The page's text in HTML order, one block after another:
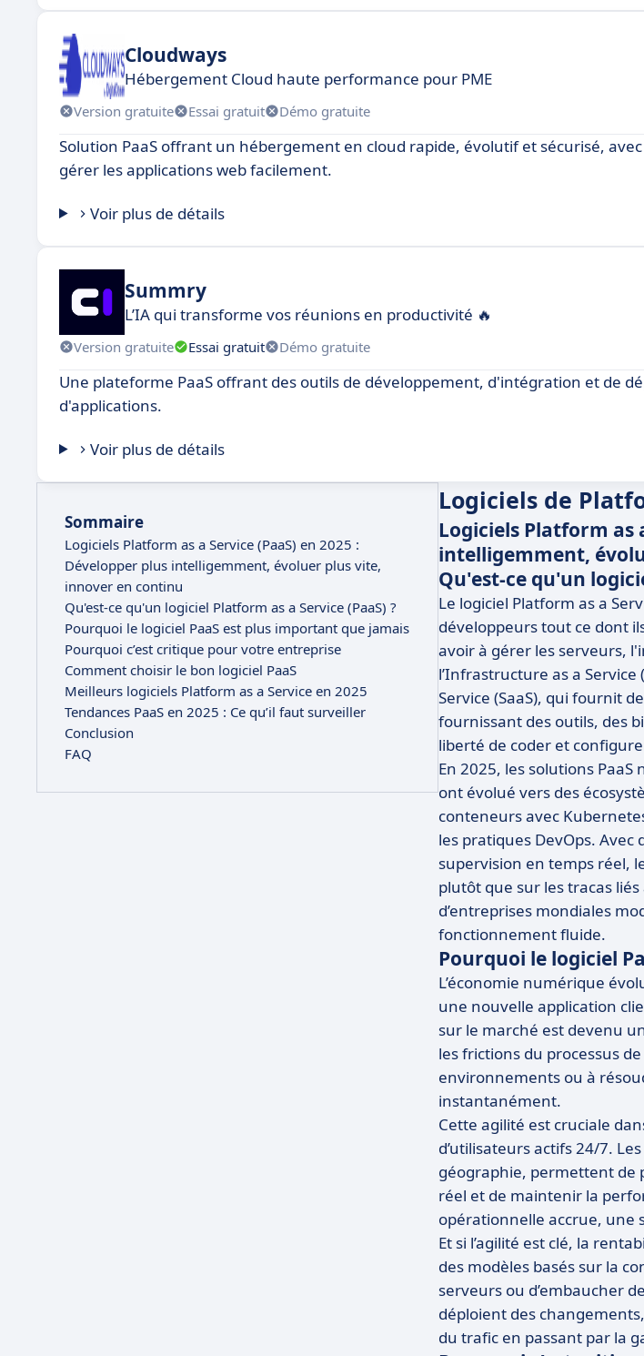
Cloudways
Hébergement Cloud haute performance pour PME
Version gratuite Essai gratuit Démo gratuite
Solution PaaS offrant un hébergement en cloud rapide, évolutif et sécurisé,
gérer les applications web facilement.
Voir plus de détails
Summry
L’IA qui transforme vos réunions en productivité 🔥
Version gratuite Essai gratuit Démo gratuite
Une plateforme PaaS offrant des outils de développement, d'intégration et de
d'applications.
Voir plus de détails
Sommaire
Logiciels Platform as a Service (PaaS) en 2025 :
Développer plus intelligemment, évoluer plus vite,
innover en continu
Qu'est-ce qu'un logiciel Platform as a Service (PaaS) ?
Pourquoi le logiciel PaaS est plus important que jamais
Pourquoi c’est critique pour votre entreprise
Comment choisir le bon logiciel PaaS
Meilleurs logiciels Platform as a Service en 2025
Tendances PaaS en 2025 : Ce qu’il faut surveiller
Conclusion
FAQ
Logiciels de
Logiciels Platform as
intelligemment,
Qu'est-ce qu'un
Le logiciel Platform as a
développeurs tout ce dont
avoir à gérer les serveurs,
l’Infrastructure as a
Service (SaaS), qui fournit
fournissant des outils, des
liberté de coder et
En 2025, les solutions
ont évolué vers des
conteneurs avec
les pratiques DevOps.
supervision en temps réel,
plutôt que sur les tracas liés
d’entreprises mondiales
fonctionnement fluide.
Pourquoi le logiciel
L’économie numérique
une nouvelle application
sur le marché est devenu
les frictions du processus
environnements ou à
instantanément.
Cette agilité est cruciale
d’utilisateurs actifs 24/7.
géographie, permettent de
réel et de maintenir la
opérationnelle accrue, une
Et si l’agilité est clé, la
des modèles basés sur la
serveurs ou d’embaucher
déploient des
du trafic en passant par la